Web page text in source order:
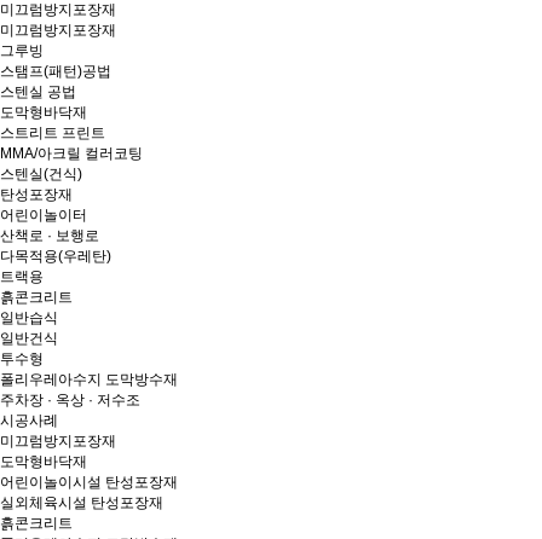
미끄럼방지포장재
미끄럼방지포장재
그루빙
스탬프(패턴)공법
스텐실 공법
도막형바닥재
스트리트 프린트
MMA/아크릴 컬러코팅
스텐실(건식)
탄성포장재
어린이놀이터
산책로 · 보행로
다목적용(우레탄)
트랙용
흙콘크리트
일반습식
일반건식
투수형
폴리우레아수지 도막방수재
주차장 · 옥상 · 저수조
시공사례
미끄럼방지포장재
도막형바닥재
어린이놀이시설 탄성포장재
실외체육시설 탄성포장재
흙콘크리트